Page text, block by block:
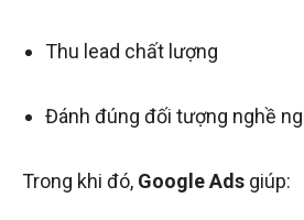
Thu lead chất lượng
Đánh đúng đối tượng nghề
Trong khi đó, Google Ads giúp: